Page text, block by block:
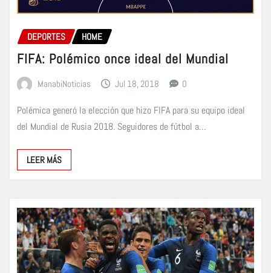
DEPORTES HOME
FIFA: Polémico once ideal del Mundial
ManabiNoticias Jul 18, 2018 0
Polémica generó la elección que hizo FIFA para su equipo ideal
del Mundial de Rusia 2018. Seguidores de fútbol a…
LEER MÁS